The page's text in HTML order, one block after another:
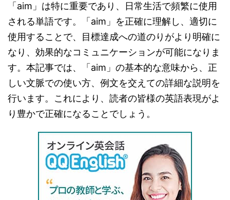
「aim」は特に重要であり、日常生活で頻繁に使用
される単語です。「aim」を正確に理解し、適切に
使用することで、目標達成への道のりがより明確に
なり、効果的なコミュニケーションが可能になりま
す。本記事では、「aim」の基本的な意味から、正
しい文脈での使い方、例文を交えての詳細な説明を
行います。これにより、読者の皆様の英語表現がよ
り豊かで正確になることでしょう。